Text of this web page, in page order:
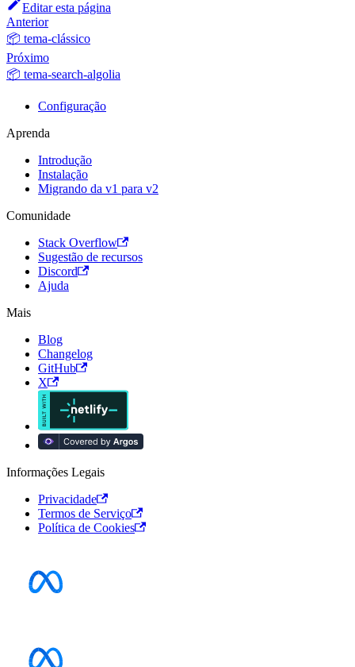
Editar esta página
Anterior
📦 tema-clássico
Próximo
📦 tema-search-algolia
Configuração
Aprenda
Introdução
Instalação
Migrando da v1 para v2
Comunidade
Stack Overflow
Sugestão de recursos
Discord
Ajuda
Mais
Blog
Changelog
GitHub
X
Informações Legais
Privacidade
Termos de Serviço
Política de Cookies